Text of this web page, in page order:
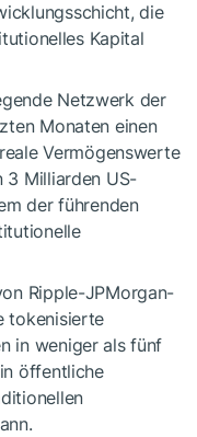
die
Kapital
Netzwerk der
Monaten einen
Vermögenswerte
3 Milliarden US-
der führenden
Ripple-JPMorgan-
tokenisierte
in weniger als fünf
öffentliche